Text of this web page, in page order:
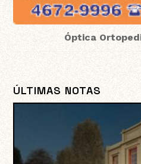
Óptica
ÚLTIMAS NOTAS